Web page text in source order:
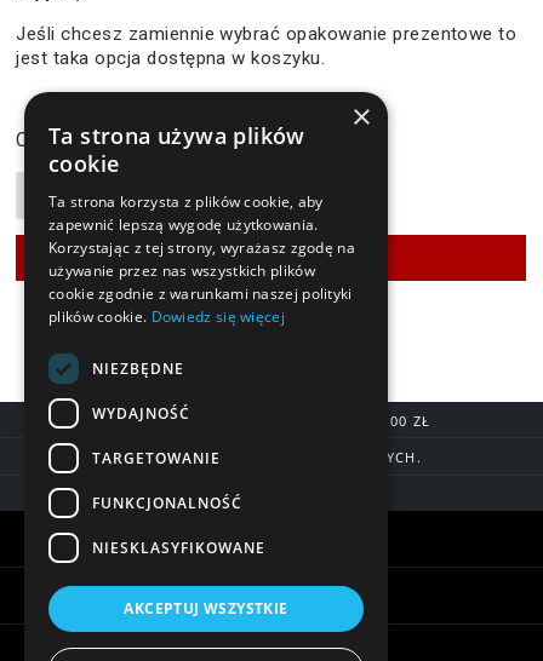
Jeśli chcesz zamiennie wybrać opakowanie prezentowe to
jest taka opcja dostępna w koszyku.
Cena: 119,90 zł
DARMOWA DOSTAWA OD 200,00 ZŁ
DOSTAWA DO 7 DNI ROBOCZYCH.
BLIK, SZYBKIE PRZELEWY
Warunki zakupów
Informacje
×
Ta strona używa plików
cookie
Ta strona korzysta z plików cookie, aby
zapewnić lepszą wygodę użytkowania.
Korzystając z tej strony, wyrażasz zgodę na
używanie przez nas wszystkich plików
cookie zgodnie z warunkami naszej polityki
plików cookie. Dowiedz się więcej
NIEZBĘDNE
WYDAJNOŚĆ
TARGETOWANIE
FUNKCJONALNOŚĆ
NIESKLASYFIKOWANE
AKCEPTUJ WSZYSTKIE